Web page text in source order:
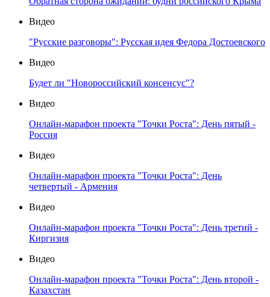
Видео
"Русские разговоры": Русская идея Федора Достоевского
Видео
Будет ли "Новороссийский консенсус"?
Видео
Онлайн-марафон проекта "Точки Роста": День пятый -
Россия
Видео
Онлайн-марафон проекта "Точки Роста": День
четвертый - Армения
Видео
Онлайн-марафон проекта "Точки Роста": День третий -
Киргизия
Видео
Онлайн-марафон проекта "Точки Роста": День второй -
Казахстан